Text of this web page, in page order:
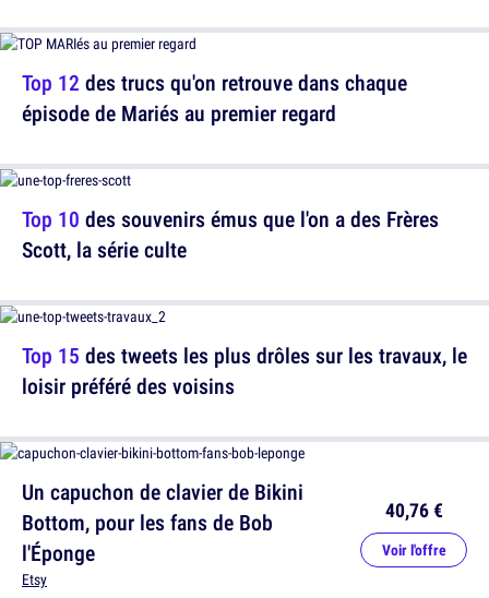
Top 12 des trucs qu'on retrouve dans chaque
épisode de Mariés au premier regard
Top 15 des tweets les plus drôles sur les travaux, le
loisir préféré des voisins
Top 10 des souvenirs émus que l'on a des Frères
Scott, la série culte
Un capuchon de clavier de Bikini
Bottom, pour les fans de Bob
l'Éponge
Etsy
40,76 €
Voir l'offre